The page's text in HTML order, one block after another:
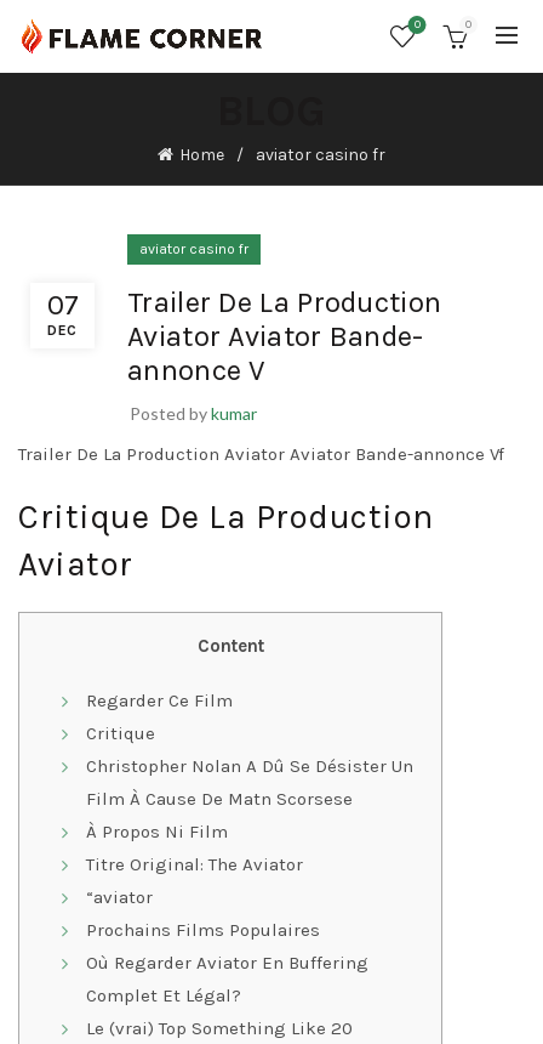
0 0
Home aviator casino fr
07
DEC
aviator casino fr
Trailer De La Production
Aviator Aviator Bande-
annonce V
Posted bykumar
Trailer De La Production Aviator Aviator Bande-annonce Vf
Critique De La Production
Aviator
Content
Regarder Ce Film
Critique
Christopher Nolan A Dû Se Désister Un
Film À Cause De Matn Scorsese
À Propos Ni Film
Titre Original: The Aviator
“aviator
Prochains Films Populaires
Où Regarder Aviator En Buffering
Complet Et Légal?
Le (vrai) Top Something Like 20